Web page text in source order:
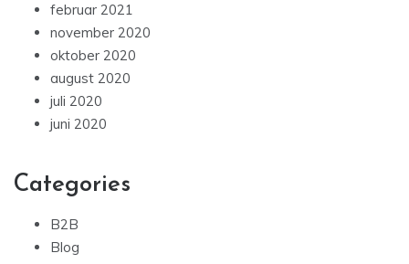
februar 2021
november 2020
oktober 2020
august 2020
juli 2020
juni 2020
Categories
B2B
Blog